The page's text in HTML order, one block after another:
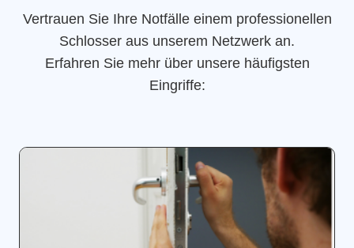
Vertrauen Sie Ihre Notfälle einem professionellen
Schlosser aus unserem Netzwerk an.
Erfahren Sie mehr über unsere häufigsten
Eingriffe: